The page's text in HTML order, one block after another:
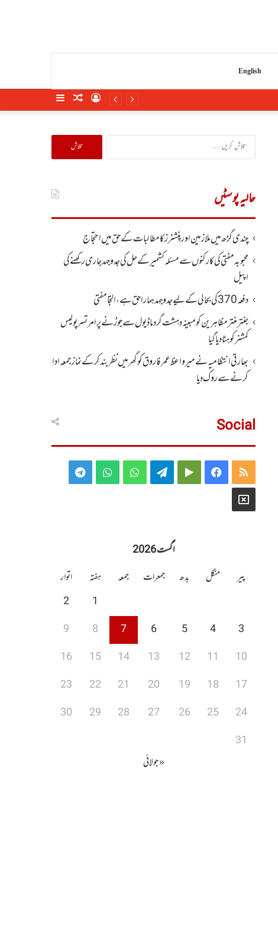
English
SidebarRandomLog
تلاش
کریں
حالیہ پوسٹیں
چندی گڑھ میں ملازمین اور پنشنرز کا مطالبات کے حق میں احتجاج
محبوبہ مفتی کی کارکنوں سے مسئلہ کشمیر کے حل کی جدوجہد جاری رکھنے کی
اپیل
دفعہ370کی بحالی کے لیے جدوجہد ہمارا حق ہے، التجا مفتی
جنتر منتر مظاہرین کو مبینہ دہشت گرد ماڈیول سے جوڑنے پر امرتسر پولیس
کمشنر کو ہٹا دیاگیا
بھارتی انتظامیہ نے میر واعظ عمر فاروق کو گھر میں نظر بندکر کے نماز جمعہ ادا
کرنے سے روک دیا
Social
RSS
Facebook
Google
Telegram
WhatsApp
WhatsApp
Telegram
X
اگست 2026
پیر
منگل بدھ جمعرات جمعہ ہفتہ
اتوار
1
2
3
4
5
6
7
8
9
10
11
12
13
14
15
16
17
18
19
20
21
22
23
24
25
26
27
28
29
30
31
« جولائی